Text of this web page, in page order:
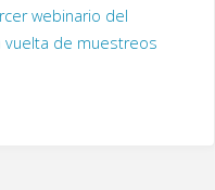
webinario del
vuelta de muestreos